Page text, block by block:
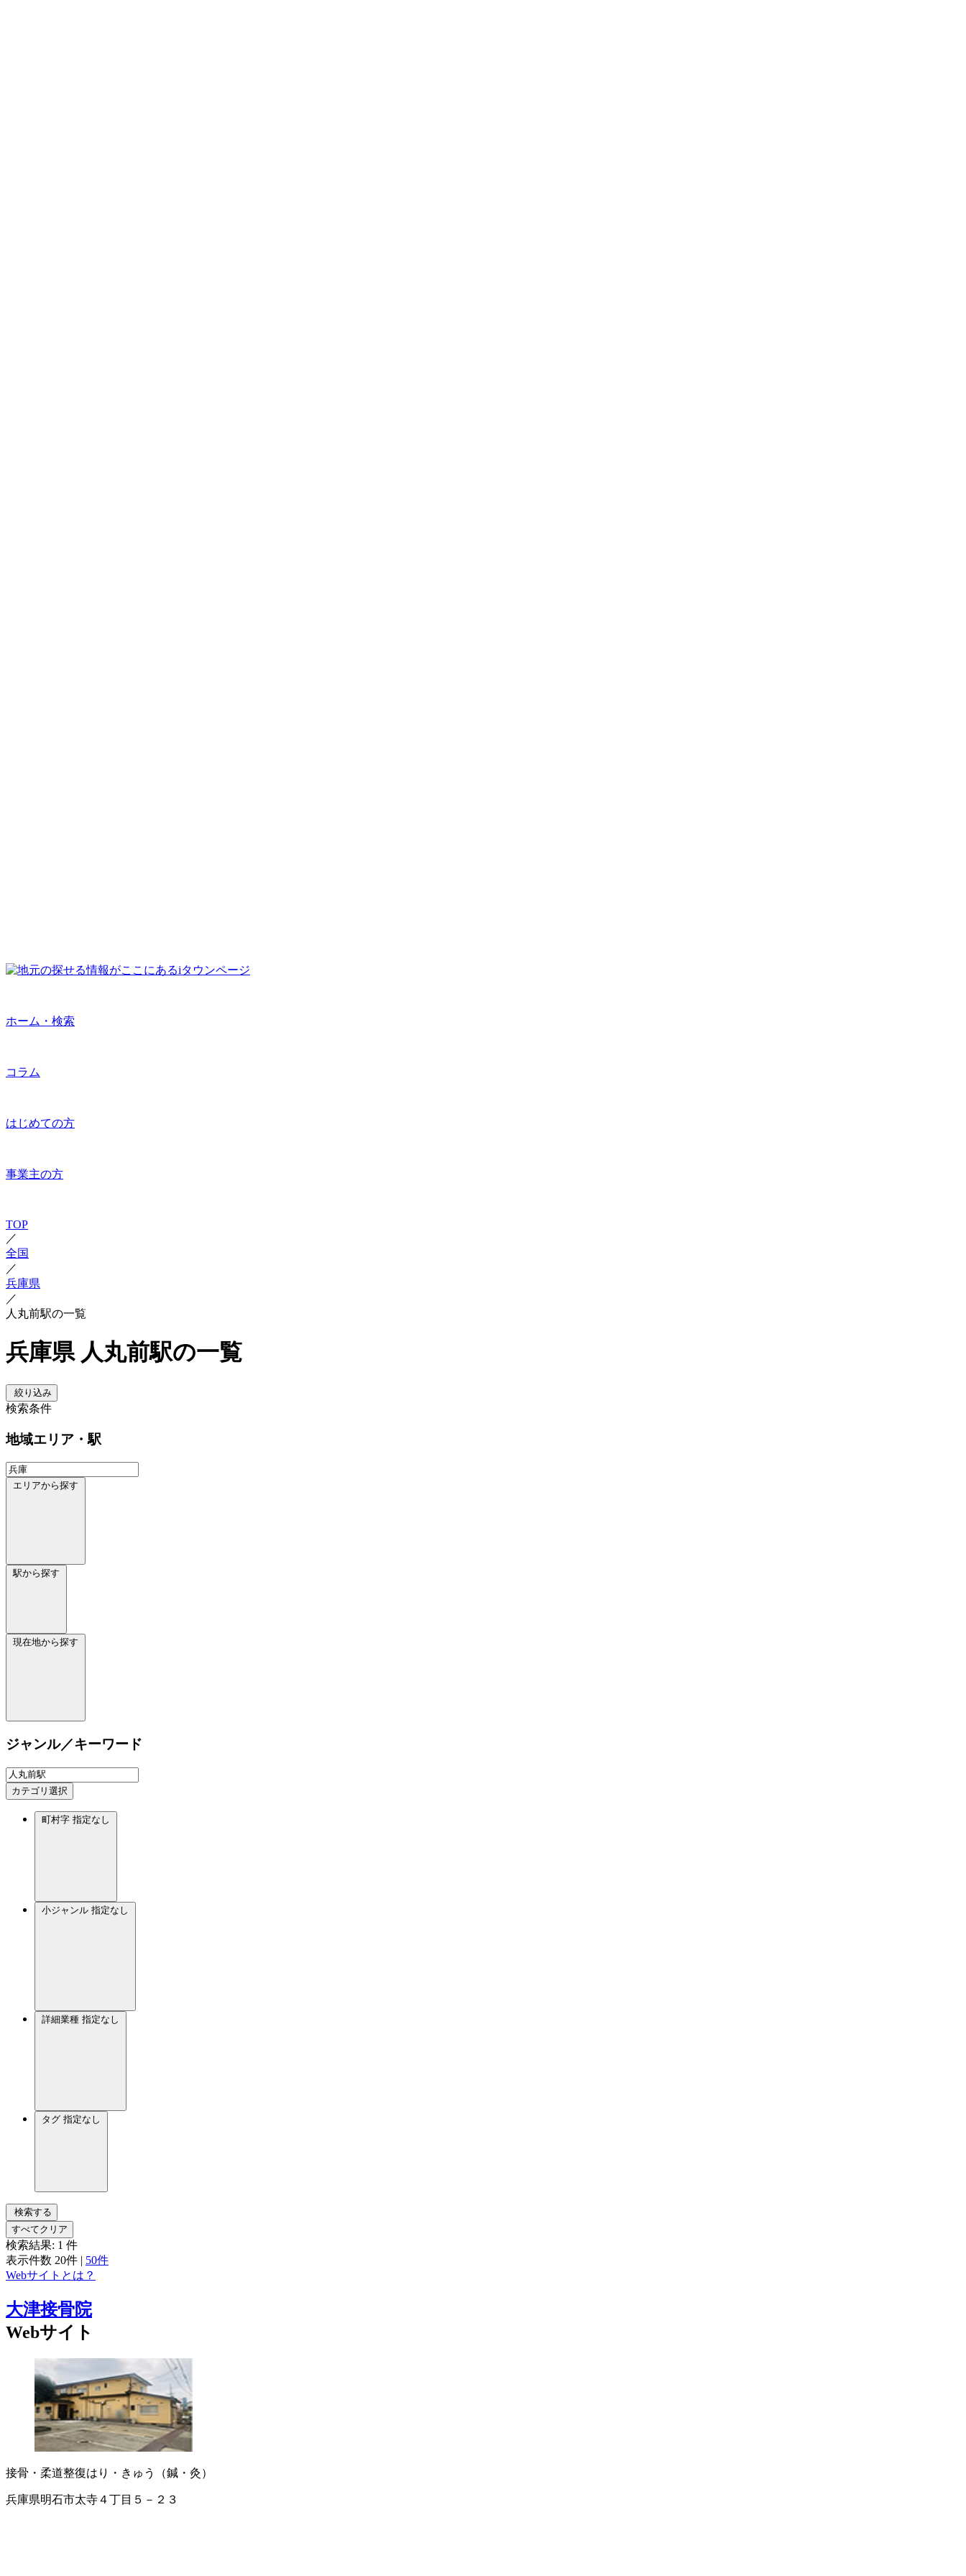
ホーム・検索
コラム
はじめての方
事業主の方
TOP
／
全国
／
兵庫県
／
人丸前駅の一覧
兵庫県 人丸前駅の一覧
絞り込み
検索条件
地域エリア・駅
エリアから探す
駅から探す
現在地から探す
ジャンル／キーワード
カテゴリ選択
町村字 指定なし
小ジャンル 指定なし
詳細業種 指定なし
タグ 指定なし
検索する
すべてクリア
検索結果: 1 件
表示件数 20件 | 50件
Webサイトとは？
大津接骨院
Webサイト
接骨・柔道整復はり・きゅう（鍼・灸）
兵庫県明石市太寺４丁目５－２３